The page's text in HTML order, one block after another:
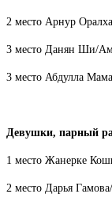
2 место Арнур
3 место Данян Ши/
3 место Абдулла
Девушки, парный
1 место Жанерке
2 место Дарья